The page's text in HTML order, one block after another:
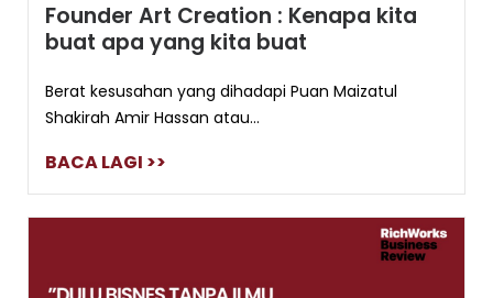
Founder Art Creation : Kenapa kita
buat apa yang kita buat
Berat kesusahan yang dihadapi Puan Maizatul
Shakirah Amir Hassan atau...
BACA LAGI >>